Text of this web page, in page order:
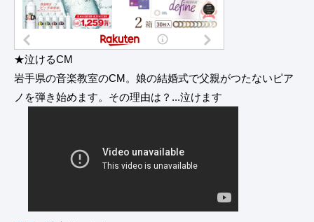
★泣けるCM
岩手県の音楽教室のCM。娘の結婚式で父親がつたないピア
ノを弾き始めます。その理由は？...泣けます